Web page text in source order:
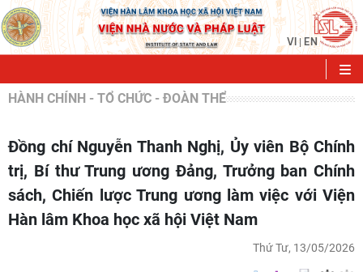
VI | EN
HÀNH CHÍNH - TỔ CHỨC - ĐOÀN THỂ
Đồng chí Nguyễn Thanh Nghị, Ủy viên Bộ Chính
trị, Bí thư Trung ương Đảng, Trưởng ban Chính
sách, Chiến lược Trung ương làm việc với Viện
Hàn lâm Khoa học xã hội Việt Nam
Thứ Tư, 13/05/2026